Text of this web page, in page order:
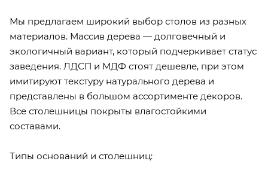
Мы предлагаем широкий выбор столов из разных
материалов. Массив дерева — долговечный и
экологичный вариант, который подчеркивает статус
заведения. ЛДСП и МДФ стоят дешевле, при этом
имитируют текстуру натурального дерева и
представлены в большом ассортименте декоров.
Все столешницы покрыты влагостойкими
составами.
Типы оснований и столешниц: